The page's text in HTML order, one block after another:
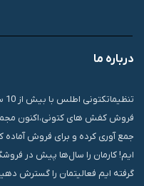
درباره ما
فروش کفش های کتونی،اکنون
جمع آوری کرده و برای فروش
ایم! کارمان را سال‌ها پیش در
گرفته ایم فعالیتمان را گسترش